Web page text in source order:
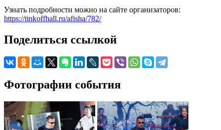
Узнать подробности можно на сайте организаторов:
https://tinkoffhall.ru/afisha/782/
Поделиться ссылкой
Фотографии события